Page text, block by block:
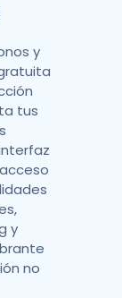
y
tus
y
no